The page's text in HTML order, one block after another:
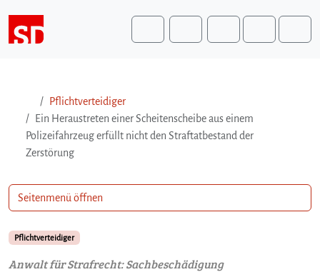
Search
Pflichtverteidiger
Ein Heraustreten einer Scheitenscheibe aus einem
Polizeifahrzeug erfüllt nicht den Straftatbestand der
Zerstörung
Pflichtverteidiger
Anwalt für Strafrecht: Sachbeschädigung
Seitenmenü öffnen